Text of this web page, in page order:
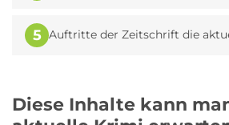
Diese Inhalte kann
5 Auftritte der Zeitschrift die